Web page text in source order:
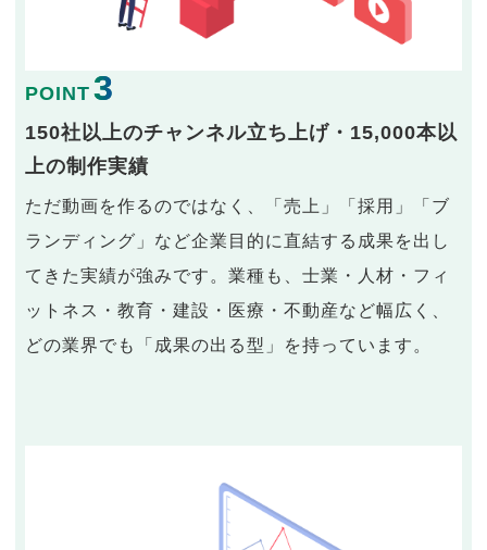
POINT 3
150社以上のチャンネル立ち上げ・15,000本以
上の制作実績
ただ動画を作るのではなく、「売上」「採用」「ブ
ランディング」など企業目的に直結する成果を出し
てきた実績が強みです。業種も、士業・人材・フィ
ットネス・教育・建設・医療・不動産など幅広く、
どの業界でも「成果の出る型」を持っています。